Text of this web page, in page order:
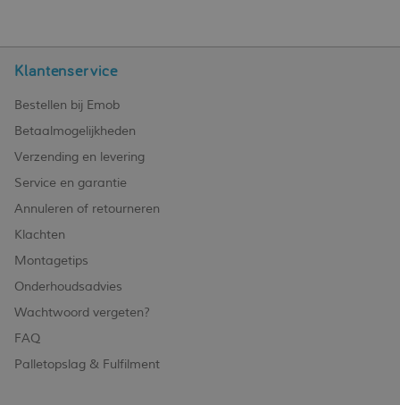
Klantenservice
Bestellen bij Emob
Betaalmogelijkheden
Verzending en levering
Service en garantie
Annuleren of retourneren
Klachten
Montagetips
Onderhoudsadvies
Wachtwoord vergeten?
FAQ
Palletopslag & Fulfilment